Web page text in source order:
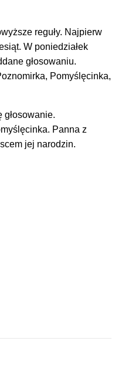
reguły. Najpierw
W poniedziałek
głosowaniu.
Pomyślęcinka,
głosowanie.
Panna z
jej narodzin.